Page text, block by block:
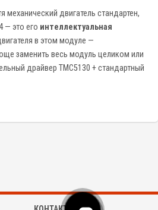
механический двигатель стандартен,
— это его интеллектуальная
в этом модуле —
заменить весь модуль целиком или
драйвер TMC5130 + стандартный